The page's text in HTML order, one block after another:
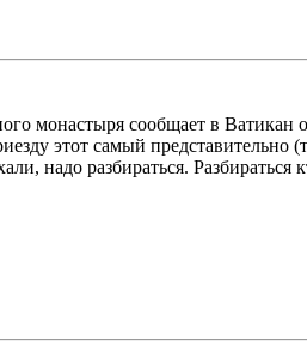
монастыря сообщает в Ватикан
этот самый представительно
надо разбираться. Разбираться